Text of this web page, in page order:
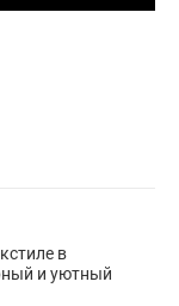
в
и уютный